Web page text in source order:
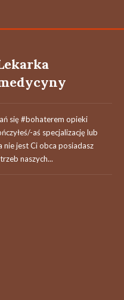
się #bohaterem​ opieki
aś specjalizację lub
nie jest Ci obca posiadasz
naszych...